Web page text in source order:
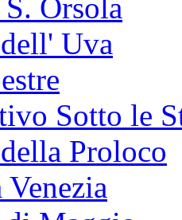
S. Orsola
Uva
Sotto le
Proloco
Venezia